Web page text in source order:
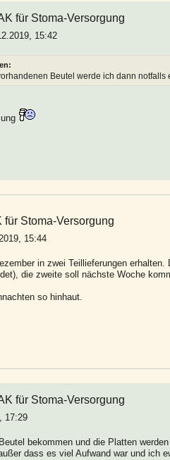
für Stoma-Versorgung
15:42
Beutel werde ich dann notfalls
für Stoma-Versorgung
15:44
in zwei Teillieferungen
die zweite soll nächste Woche
so hinhaut.
für Stoma-Versorgung
17:29
bekommen und die Platten
dass es viel Aufwand war und ich